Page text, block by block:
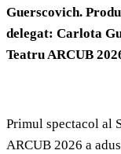
Guerscovich.
delegat: Carlota
Teatru ARCUB
Primul spectacol al
ARCUB 2026 a